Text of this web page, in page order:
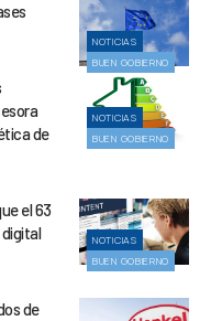
NOTICIAS
BUEN GOBIERNO
NOTICIAS
BUEN GOBIERNO
de
NOTICIAS
BUEN GOBIERNO
el 63
de